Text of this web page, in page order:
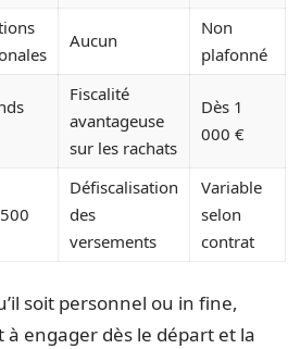
Aucun
Non
plafonné
Fiscalité
avantageuse
sur les rachats
Dès 1
000 €
Défiscalisation
des
versements
Variable
selon
contrat
soit personnel ou in fine,
engager dès le départ et la